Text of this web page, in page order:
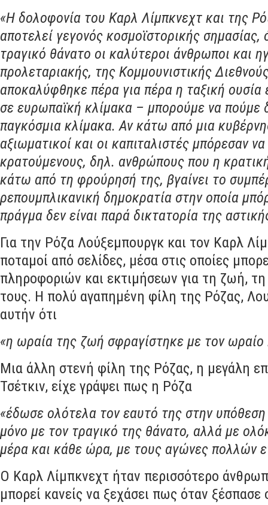
«Η δολοφονία του Καρλ Λίμπκνεχτ και της
αποτελεί γεγονός κοσμοϊστορικής σημασίας,
τραγικό θάνατο οι καλύτεροι άνθρωποι και
προλεταριακής, της Κομμουνιστικής
αποκαλύφθηκε πέρα για πέρα η ταξική
σε ευρωπαϊκή κλίμακα – μπορούμε να πούμε
παγκόσμια κλίμακα.Αν κάτω από μια
αξιωματικοί και οι καπιταλιστές μπόρεσαν
κρατούμενους, δηλ. ανθρώπους που η
κάτω από τη φρούρησή της, βγαίνει το
ρεπουμπλικανική δημοκρατία στην οποία
πράγμα δεν είναι παρά δικτατορία της
Για την Ρόζα Λούξεμπουργκ και τον Καρλ
ποταμοί από σελίδες, μέσα στις οποίες
πληροφοριών και εκτιμήσεων για τη ζωή,
τους. Η πολύ αγαπημένη φίλη της Ρόζας,
αυτήν ότι
«η ωραία της ζωή σφραγίστηκε με τον ωραίο
Μια άλλη στενή φίλη της Ρόζας, η μεγάλη
Τσέτκιν, είχε γράψει πως η Ρόζα
«έδωσε ολότελα τον εαυτό της στην
μόνο με τον τραγικό της θάνατο, αλλά με
μέρα και κάθε ώρα, με τους αγώνες πολλών
Ο Καρλ Λίμπκνεχτ ήταν περισσότερο
μπορεί κανείς να ξεχάσει πως όταν